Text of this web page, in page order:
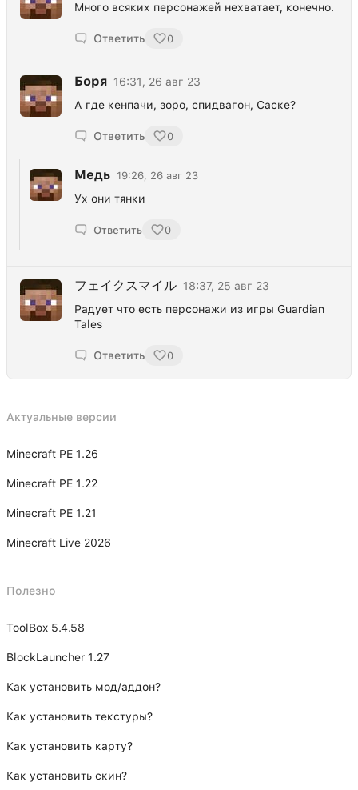
Много всяких персонажей нехватает, конечно.
Ответить 0
Боря 16:31, 26 авг 23
А где кенпачи, зоро, спидвагон, Саске?
Ответить 0
Медь 19:26, 26 авг 23
Ух они тянки
Ответить 0
フェイクスマイル 18:37, 25 авг 23
Радует что есть персонажи из игры Guardian
Tales
Ответить 0
Актуальные версии
Minecraft PE 1.26
Minecraft PE 1.22
Minecraft PE 1.21
Minecraft Live 2026
Полезно
ToolBox 5.4.58
BlockLauncher 1.27
Как установить мод/аддон?
Как установить текстуры?
Как установить карту?
Как установить скин?